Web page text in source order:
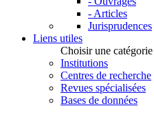
- Articles
Jurisprudences
Liens utiles
Choisir une catégorie
Institutions
Centres de recherche
Revues spécialisées
Bases de données